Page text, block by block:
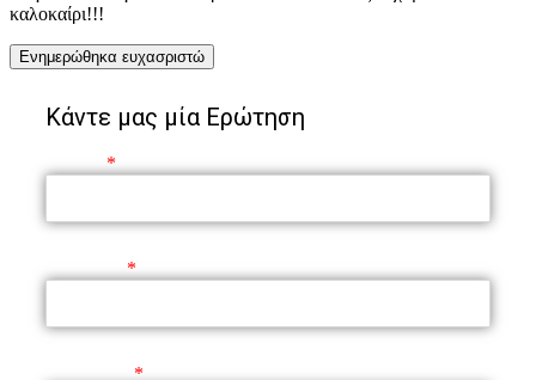
καλοκαίρι!!!
Ενημερώθηκα ευχασριστώ
Κάντε μας μία Ερώτηση